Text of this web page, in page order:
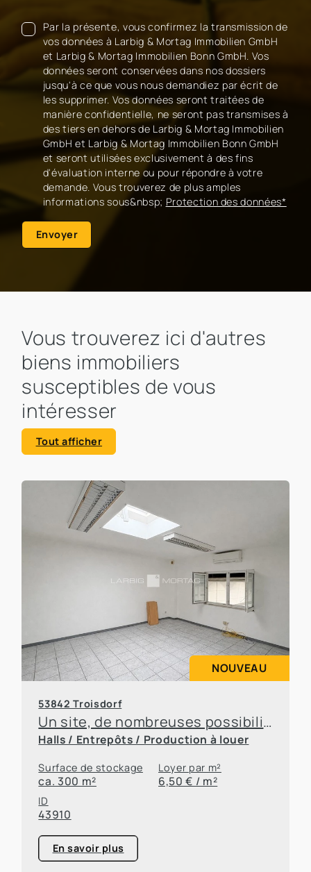
Par la présente, vous confirmez la transmission de
vos données à Larbig & Mortag Immobilien GmbH
et Larbig & Mortag Immobilien Bonn GmbH. Vos
données seront conservées dans nos dossiers
jusqu'à ce que vous nous demandiez par écrit de
les supprimer. Vos données seront traitées de
manière confidentielle, ne seront pas transmises à
des tiers en dehors de Larbig & Mortag Immobilien
GmbH et Larbig & Mortag Immobilien Bonn GmbH
et seront utilisées exclusivement à des fins
d'évaluation interne ou pour répondre à votre
demande. Vous trouverez de plus amples
informations sous&nbsp; Protection des données*
Envoyer
Vous trouverez ici d'autres
biens immobiliers
susceptibles de vous
intéresser
Tout afficher
NOUVEAU
53842 Troisdorf
Un site, de nombreuses possibilités – des bureaux et des entrepôts à louer en toute flexibilité
Halls / Entrepôts / Production à louer
Surface de stockage
ca. 300 m²
Loyer par m²
6,50 € / m²
ID
43910
En savoir plus